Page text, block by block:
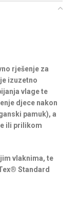
rješenje za
izuzetno
vlage te
djece nakon
pamuk), a
ili prilikom
vlaknima, te
Standard